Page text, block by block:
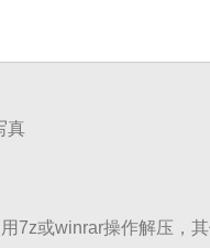
真
7z或winrar操作解压，